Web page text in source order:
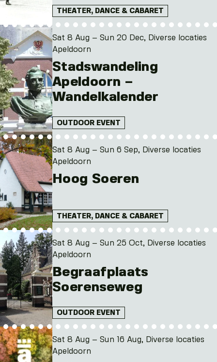
THEATER, DANCE & CABARET
Sat 8 Aug – Sun 20 Dec, Diverse locaties
Apeldoorn
Stadswandeling
Apeldoorn –
Wandelkalender
OUTDOOR EVENT
Sat 8 Aug – Sun 6 Sep, Diverse locaties
Apeldoorn
Hoog Soeren
THEATER, DANCE & CABARET
Sat 8 Aug – Sun 25 Oct, Diverse locaties
Apeldoorn
Begraafplaats
Soerenseweg
OUTDOOR EVENT
Sat 8 Aug – Sun 16 Aug, Diverse locaties
Apeldoorn